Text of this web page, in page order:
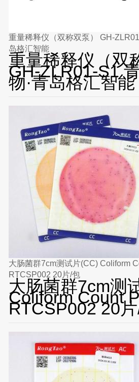
重量稀释仪（双称双泵） GH-ZLR01-S1 青岛海博生
岛格汇智能
重量稀释仪（双
GH-ZLR01-S1
物·青岛格汇智能
大肠菌群7cm测试片(CC) Coliform Count Plate
RTCSP002 20片/包
大肠菌群7cm测
Coliform Count
RTCSP002 20